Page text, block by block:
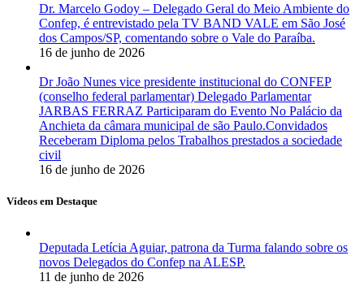
Dr. Marcelo Godoy – Delegado Geral do Meio Ambiente do
Confep, é entrevistado pela TV BAND VALE em São José
dos Campos/SP, comentando sobre o Vale do Paraíba.
16 de junho de 2026
Dr João Nunes vice presidente institucional do CONFEP
(conselho federal parlamentar) Delegado Parlamentar
JARBAS FERRAZ Participaram do Evento No Palácio da
Anchieta da câmara municipal de são Paulo.Convidados
Receberam Diploma pelos Trabalhos prestados a sociedade
civil
16 de junho de 2026
Vídeos em Destaque
Deputada Letícia Aguiar, patrona da Turma falando sobre os
novos Delegados do Confep na ALESP.
11 de junho de 2026